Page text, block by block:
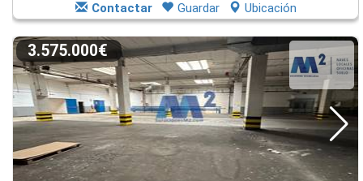
Contactar Guardar Ubicación
3.575.000€